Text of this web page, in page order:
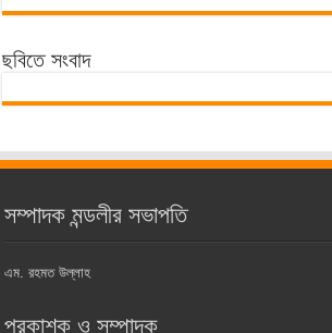
ছবিতে সংবাদ
সম্পাদক মন্ডলীর সভাপতি
এম. রহমত উল্লাহ
প্রকাশক ও সম্পাদক